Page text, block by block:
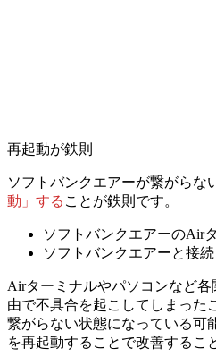
再起動が鉄則
ソフトバンクエアーが繋がらな
動」する ことが鉄則です。
ソフトバンクエアーのAir
ソフトバンクエアーと接
Airターミナルやパソコンなど
由で不具合を起こしてしまった
繋がらない状態になっている可
を再起動することで改善するこ